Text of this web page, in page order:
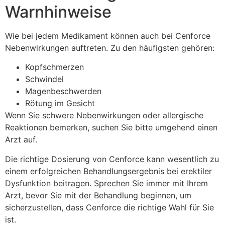
Warnhinweise
Wie bei jedem Medikament können auch bei Cenforce
Nebenwirkungen auftreten. Zu den häufigsten gehören:
Kopfschmerzen
Schwindel
Magenbeschwerden
Rötung im Gesicht
Wenn Sie schwere Nebenwirkungen oder allergische
Reaktionen bemerken, suchen Sie bitte umgehend einen
Arzt auf.
Die richtige Dosierung von Cenforce kann wesentlich zu
einem erfolgreichen Behandlungsergebnis bei erektiler
Dysfunktion beitragen. Sprechen Sie immer mit Ihrem
Arzt, bevor Sie mit der Behandlung beginnen, um
sicherzustellen, dass Cenforce die richtige Wahl für Sie
ist.